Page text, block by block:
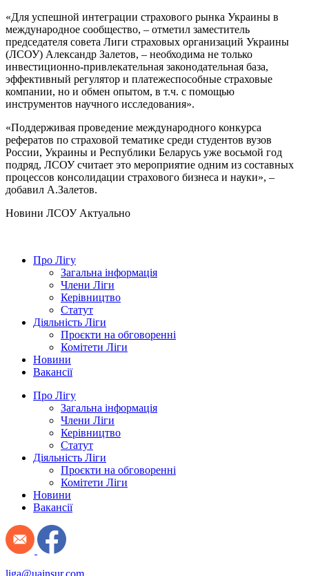
«Для успешной интеграции страхового рынка Украины в
международное сообщество, – отметил заместитель
председателя совета Лиги страховых организаций Украины
(ЛСОУ) Александр Залетов, – необходима не только
инвестиционно-привлекательная законодательная база,
эффективный регулятор и платежеспособные страховые
компании, но и обмен опытом, в т.ч. с помощью
инструментов научного исследования».
«Поддерживая проведение международного конкурса
рефератов по страховой тематике среди студентов вузов
России, Украины и Республики Беларусь уже восьмой год
подряд, ЛСОУ считает это мероприятие одним из составных
процессов консолидации страхового бизнеса и науки», –
добавил А.Залетов.
Hовини ЛСОУ Актуально
Про Лігу
Загальна інформація
Члени Ліги
Керівництво
Статут
Діяльність Ліги
Проєкти на обговоренні
Комітети Ліги
Новини
Вакансії
Про Лігу
Загальна інформація
Члени Ліги
Керівництво
Статут
Діяльність Ліги
Проєкти на обговоренні
Комітети Ліги
Новини
Вакансії
liga@uainsur.com